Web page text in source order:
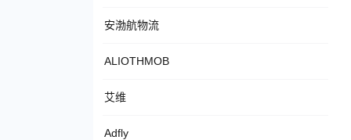
安渤航物流
ALIOTHMOB
艾维
Adfly